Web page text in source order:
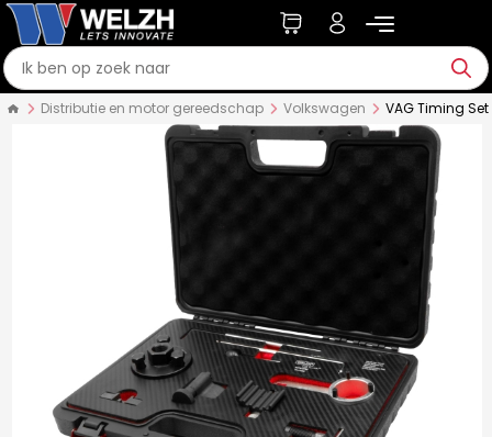
Distributie en motor gereedschap Volkswagen VAG Timing